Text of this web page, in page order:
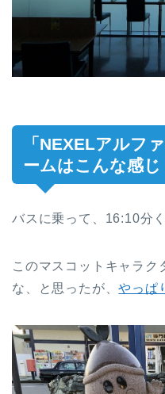
「NEXELアルフ
ームはこんな感じ
バスに乗って、16:10分
このマスコットキャラク
な、と思ったが、やっぱ